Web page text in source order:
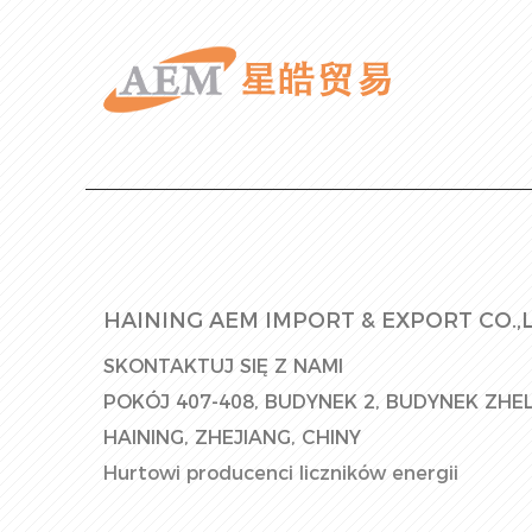
HAINING AEM IMPORT & EXPORT
SKONTAKTUJ SIĘ Z NAMI
POKÓJ 407-408, BUDYNEK 2, BUDYNEK
HAINING, ZHEJIANG, CHINY
Hurtowi producenci liczników energii